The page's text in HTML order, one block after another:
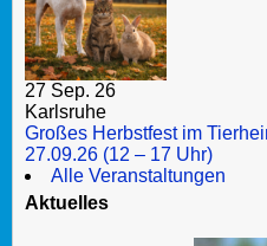
27 Sep. 26
Karlsruhe
Großes Herbstfest im
27.09.26 (12 – 17 Uhr)
Alle Veranstaltungen
Aktuelles